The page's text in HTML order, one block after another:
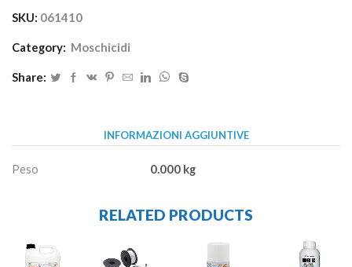
SKU: 061410
Category: Moschicidi
Share:
INFORMAZIONI AGGIUNTIVE
Peso 0.000 kg
RELATED PRODUCTS